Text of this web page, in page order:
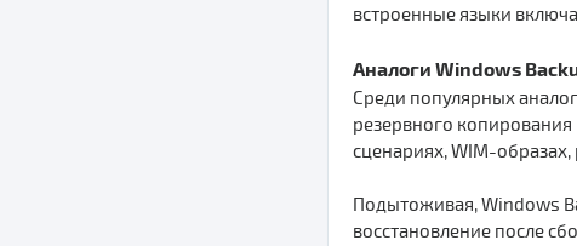
встроенные языки
Аналоги Windows
Среди популярных
резервного копирования
сценариях, WIM-
Подытоживая, Windows
восстановление после